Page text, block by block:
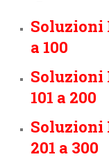
Soluzioni
a 100
Soluzioni
101 a 200
Soluzioni
201 a 300